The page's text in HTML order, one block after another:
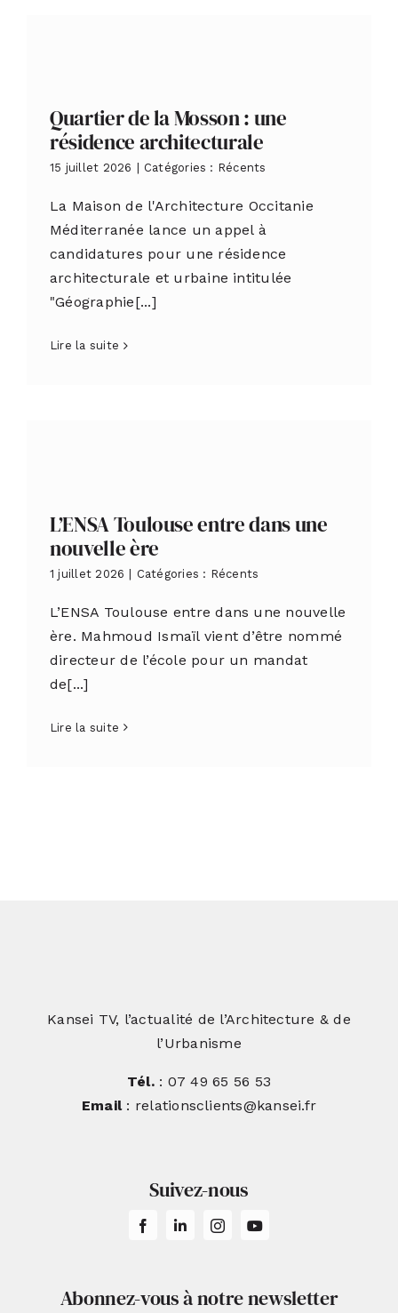
Quartier de la Mosson : une
résidence architecturale
15 juillet 2026 Catégories : Récents
La Maison de l'Architecture Occitanie
Méditerranée lance un appel à
candidatures pour une résidence
architecturale et urbaine intitulée
"Géographie[...]
Lire la suite
L’ENSA Toulouse entre dans une
nouvelle ère
1 juillet 2026 | Catégories : Récents
L’ENSA Toulouse entre dans une nouvelle
ère. Mahmoud Ismaïl vient d’être nommé
directeur de l’école pour un mandat
de[...]
Lire la suite
Kansei TV, l’actualité de l’Architecture & de
l’Urbanisme
Tél.: 07 49 65 56 53
Email: relationsclients@kansei.fr
Suivez-nous
Abonnez-vous à notre newsletter